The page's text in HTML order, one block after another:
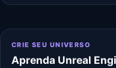
CRIE SEU UNIVERSO
Aprenda Unreal